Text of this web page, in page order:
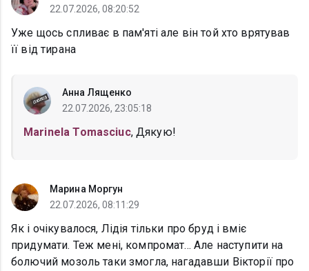
22.07.2026, 08:20:52
Уже щось спливає в пам'яті але він той хто врятував
її від тирана
Анна Лященко
22.07.2026, 23:05:18
Marinela Tomasciuc, Дякую!
Марина Моргун
22.07.2026, 08:11:29
Як і очікувалося, Лідія тільки про бруд і вміє
придумати. Теж мені, компромат... Але наступити на
болючий мозоль таки змогла, нагадавши Вікторії про